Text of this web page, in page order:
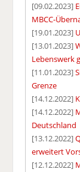
[09.02.2023]
MBCC-
[19.01.2023]
[13.01.2023]
Lebenswerk
[11.01.2023]
Grenze
[14.12.2022]
[14.12.2022]
Deutschland
[13.12.2022]
erweitert
[12.12.2022]